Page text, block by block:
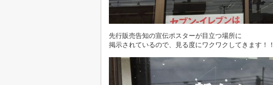
先行販売告知の宣伝ポスターが目立つ場所に
掲示されているので、見る度にワクワクしてきます！！